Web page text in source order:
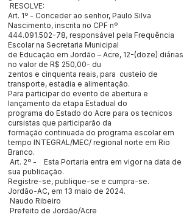
RESOLVE:
Art. 1º - Conceder ao senhor, Paulo Silva
Nascimento, inscrita no CPF nº
444.091.502-78, responsável pela Frequência
Escolar na Secretaria Municipal
de Educação em Jordão – Acre, 12-(doze) diárias
no valor de R$ 250,00- du
zentos e cinquenta reais, para custeio de
transporte, estadia e alimentação.
Para participar do evento de abertura e
lançamento da etapa Estadual do
programa do Estado do Acre para os tecnicos
cursistas que participarão da
formação continuada do programa escolar em
tempo INTEGRAL/MEC/ regional norte em Rio
Branco.
Art. 2º - Esta Portaria entra em vigor na data de
sua publicação.
Registre-se, publique-se e cumpra-se.
Jordão-AC, em 13 maio de 2024.
Naudo Ribeiro
Prefeito de Jordão/Acre